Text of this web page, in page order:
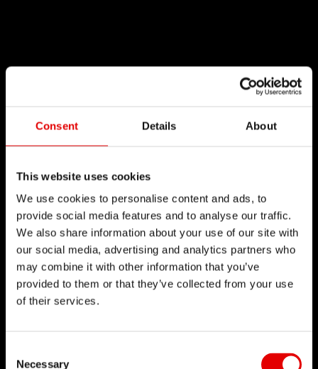
Consent Details About
This website uses cookies
We use cookies to personalise content and ads, to
provide social media features and to analyse our traffic.
We also share information about your use of our site with
our social media, advertising and analytics partners who
may combine it with other information that you’ve
provided to them or that they’ve collected from your use
of their services.
Necessary